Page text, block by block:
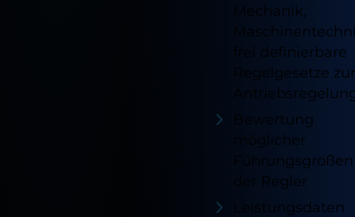
Mechanik,
frei definierbare
Regelgesetze zur
Bewertung
möglicher
Führungsgrößen
der Regler
Leistungsdaten